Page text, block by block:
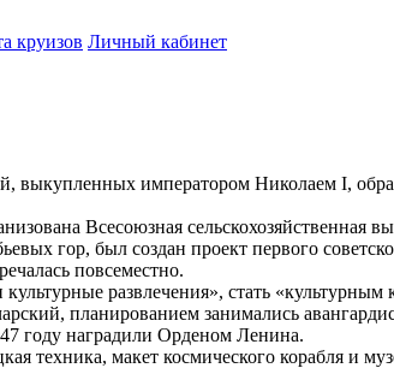
круизов Личный кабинет
выкупленных императором Николаем I,
Всесоюзная сельскохозяйственная
гор, был создан проект первого
повсеместно.
развлечения», стать
планированием занимались
году наградили Орденом Ленина.
техника, макет космического корабля и